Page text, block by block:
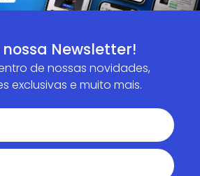
nossa Newsletter!
de nossas novidades,
exclusivas e muito mais.